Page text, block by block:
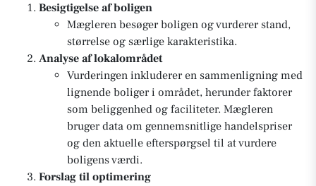
Besigtigelse af boligen
Mægleren besøger boligen og vurderer stand,
størrelse og særlige karakteristika.
Analyse af lokalområdet
Vurderingen inkluderer en sammenligning med
lignende boliger i området, herunder faktorer
som beliggenhed og faciliteter. Mægleren
bruger data om gennemsnitlige handelspriser
og den aktuelle efterspørgsel til at vurdere
boligens værdi.
Forslag til optimering